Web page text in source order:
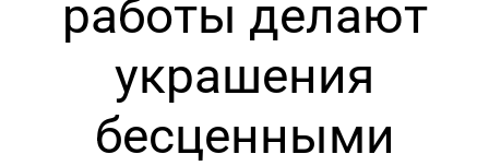
работы делают
украшения
бесценными